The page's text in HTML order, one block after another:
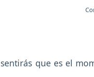
que es el